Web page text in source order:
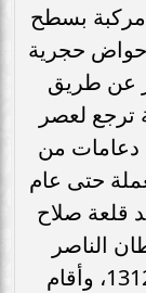
مركبة بسطح
أحواض حجرية
عن طريق
ترجع لعصر
دعامات من
حتى عام
قلعة صلاح
الناصر
محمد بن قلاوون تجديدا كاملا سنة 1312، وأقام